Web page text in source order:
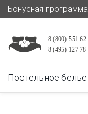
Бонусная программа
Постельное белье